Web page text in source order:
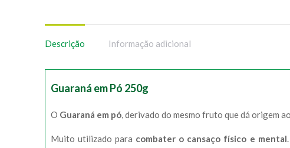
Descrição Informação adicional
Guaraná em Pó 250g
O Guaraná em pó, derivado do mesmo fruto que dá origem
Muito utilizado para combater o cansaço físico e mental